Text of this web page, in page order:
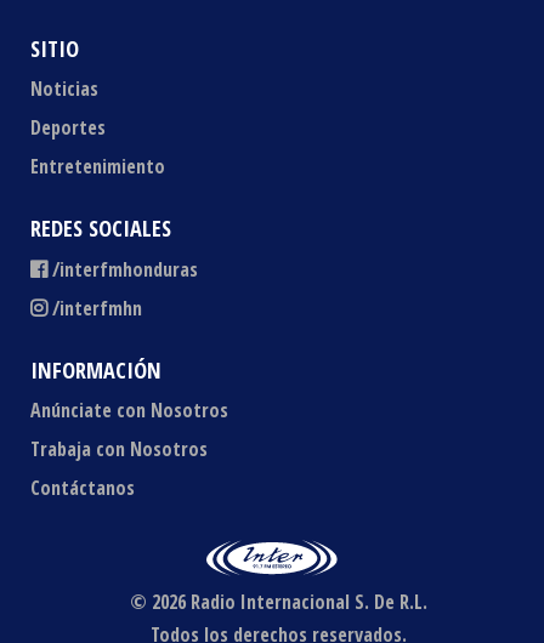
SITIO
Noticias
Deportes
Entretenimiento
REDES SOCIALES
/interfmhonduras
/interfmhn
INFORMACIÓN
Anúnciate con Nosotros
Trabaja con Nosotros
Contáctanos
© 2026 Radio Internacional S. De R.L.
Todos los derechos reservados.